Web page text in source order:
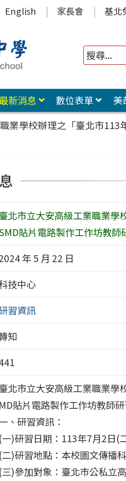
English 家長會 基北
新消息 數位表單 美
業學校辦理之「臺北市
北市立大安高級工業職業學
貼片電路製作工作坊教師
年 5 月 22 日
技中心
習資訊
知
北市立大安高級工業職業學
MD貼片電路製作工作坊教師研
、研習資訊：
(一)研習日期：113年7月2日(
(二)研習地點：本校圖文傳播
(三)參加對象：臺北巿公私立